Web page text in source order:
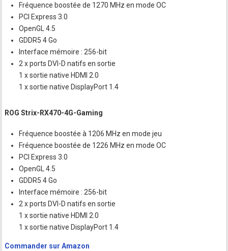
Fréquence boostée de 1270 MHz en mode OC
PCI Express 3.0
OpenGL 4.5
GDDR5 4 Go
Interface mémoire : 256-bit
2 x ports DVI-D natifs en sortie
1 x sortie native HDMI 2.0
1 x sortie native DisplayPort 1.4
ROG Strix-RX470-4G-Gaming
Fréquence boostée à 1206 MHz en mode jeu
Fréquence boostée de 1226 MHz en mode OC
PCI Express 3.0
OpenGL 4.5
GDDR5 4 Go
Interface mémoire : 256-bit
2 x ports DVI-D natifs en sortie
1 x sortie native HDMI 2.0
1 x sortie native DisplayPort 1.4
Commander sur Amazon